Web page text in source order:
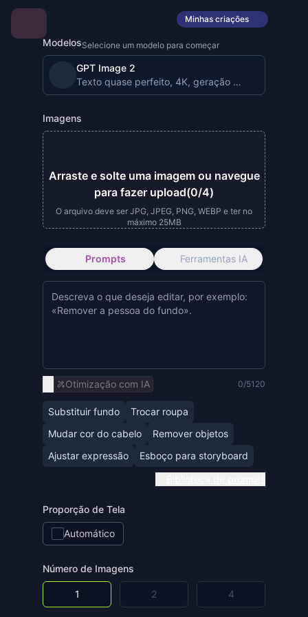
Minhas criações
ModelosSelecione um modelo para começar
GPT Image 2
Texto quase perfeito, 4K, geração de imagens
Imagens
Arraste e solte uma imagem ou navegue
para fazer upload(0/4)
O arquivo deve ser JPG, JPEG, PNG, WEBP e ter no
máximo 25MB
Prompts Ferramentas IA
Otimização com IA 0/5120
Substituir fundo
Trocar roupa
Mudar cor do cabelo
Remover objetos
Ajustar expressão
Esboço para storyboard
Proporção de Tela
Automático
Número de Imagens
1 2 4